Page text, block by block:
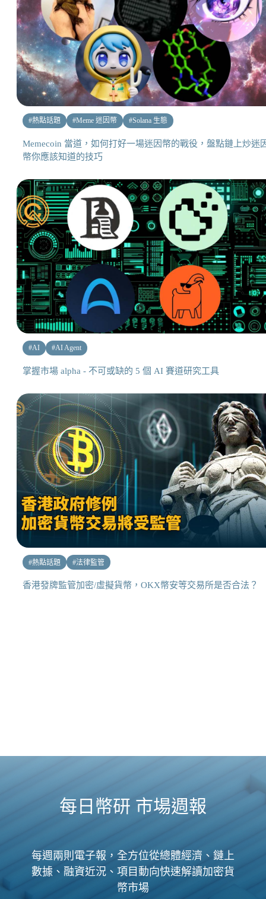
#熱點話題 #Meme 迷因幣 #Solana 生態
Memecoin 當道，如何打好一場迷因幣的戰役，盤點鏈上炒迷
幣你應該知道的技巧
#AI #AI Agent
掌握市場 alpha - 不可或缺的 5 個 AI 賽道研究工具
#熱點話題 #法律監管
香港發牌監管加密/虛擬貨幣，OKX幣安等交易所是否合法？
每日幣研 市場週報
每週兩則電子報，全方位從總體經濟、鏈上
數據、融資近況、項目動向快速解讀加密貨
幣市場